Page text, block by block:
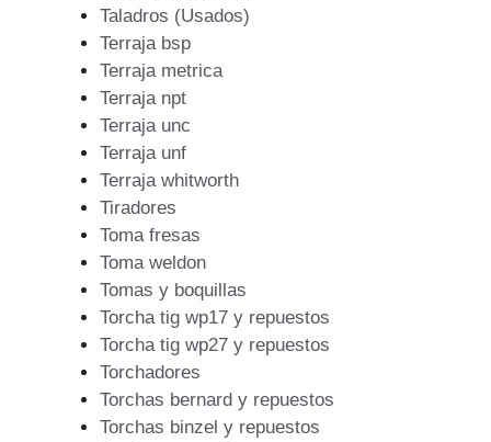
Taladros (Usados)
Terraja bsp
Terraja metrica
Terraja npt
Terraja unc
Terraja unf
Terraja whitworth
Tiradores
Toma fresas
Toma weldon
Tomas y boquillas
Torcha tig wp17 y repuestos
Torcha tig wp27 y repuestos
Torchadores
Torchas bernard y repuestos
Torchas binzel y repuestos